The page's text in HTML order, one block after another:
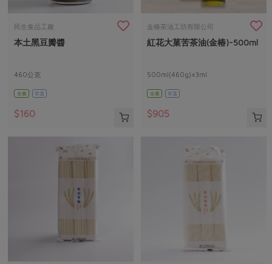
民生食品工廠
本土黑豆瓣醬
460公克
全素 常溫
$160
金椿茶油工坊有限公司
紅花大菓苦茶油(金椿)-500ml
500ml(460g)±3ml
全素 常溫
$905